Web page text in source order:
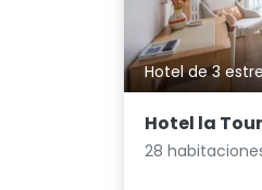
Hotel de 3
Hotel la
28